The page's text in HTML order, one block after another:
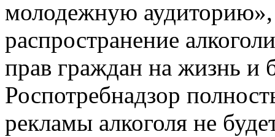
молодежную аудиторию»,
распространение
прав граждан на жизнь и
Роспотребнадзор
рекламы алкоголя не